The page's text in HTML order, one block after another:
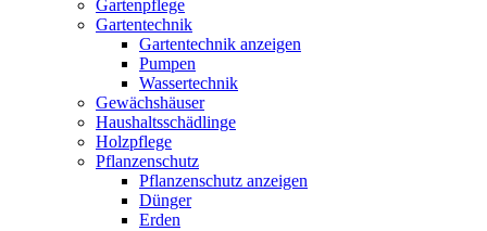
Gartenpflege
Gartentechnik
Gartentechnik anzeigen
Pumpen
Wassertechnik
Gewächshäuser
Haushaltsschädlinge
Holzpflege
Pflanzenschutz
Pflanzenschutz anzeigen
Dünger
Erden